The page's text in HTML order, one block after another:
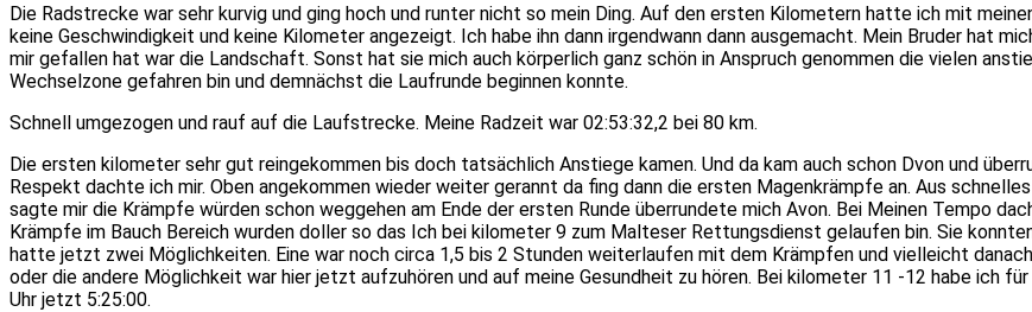
Die Radstrecke war sehr kurvig und ging hoch und runter nicht so mein Ding. Auf den ersten Kilometern hatte ich mit
keine Geschwindigkeit und keine Kilometer angezeigt. Ich habe ihn dann irgendwann dann ausgemacht. Mein Bruder hat
mir gefallen hat war die Landschaft. Sonst hat sie mich auch körperlich ganz schön in Anspruch genommen die vielen
Wechselzone gefahren bin und demnächst die Laufrunde beginnen konnte.
Schnell umgezogen und rauf auf die Laufstrecke. Meine Radzeit war 02:53:32,2 bei 80 km.
Die ersten kilometer sehr gut reingekommen bis doch tatsächlich Anstiege kamen. Und da kam auch schon ­Dvon und
Respekt dachte ich mir. Oben angekommen wieder weiter gerannt da ­fing dann ­die ersten Magenkrämpfe an. Aus
sagte mir die Krämpfe würden schon weggehen am Ende der ersten Runde überrundete mich Avon. Bei Meinen Tempo
Krämpfe im Bauch Bereich wurden doller so das Ich bei kilometer 9 zum Malteser Rettungsdienst gelaufen bin. Sie
hatte jetzt zwei Möglichkeiten. Eine war noch circa 1,5 bis 2 Stunden weiterlaufen mit ­dem Krämpfen und vielleicht
oder die andere Möglichkeit war hier jetzt aufzuhören und auf meine Gesundheit zu hören. Bei kilometer 11 -12 habe ich
Uhr jetzt 5:25:00.